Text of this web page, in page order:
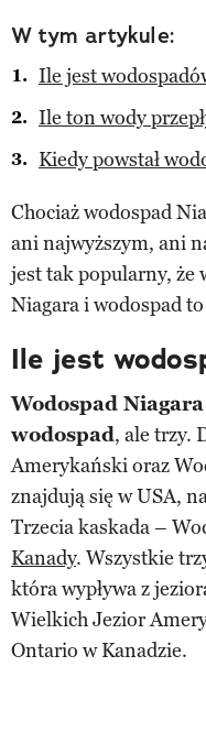
W tym artykule:
Ile jest
Ile ton wody
Kiedy powstał
Chociaż wodospad
ani najwyższym, ani
jest tak popularny, że
Niagara i wodospad
Ile jest
Wodospad
wodospad, ale trzy.
Amerykański oraz
znajdują się w USA,
Trzecia kaskada –
Kanady. Wszystkie
która wypływa z
Wielkich Jezior
Ontario w Kanadzie.